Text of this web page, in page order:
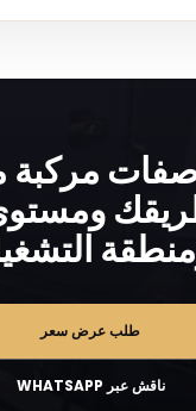
مركبة
طلب عرض سعر
ناقش عبر WHATSAPP